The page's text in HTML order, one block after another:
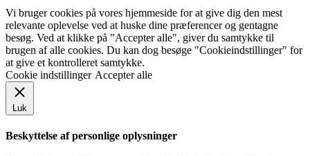
Vi bruger cookies på vores hjemmeside for at give dig den mest
relevante oplevelse ved at huske dine præferencer og gentagne
besøg. Ved at klikke på "Accepter alle", giver du samtykke til
brugen af alle cookies. Du kan dog besøge "Cookieindstillinger" for
at give et kontrolleret samtykke.
Cookie indstillinger Accepter alle
Luk
Beskyttelse af personlige oplysninger